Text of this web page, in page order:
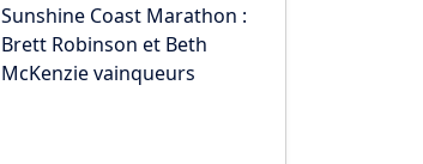
Sunshine Coast Marathon :
Brett Robinson et Beth
McKenzie vainqueurs